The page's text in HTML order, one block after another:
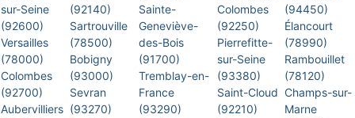
sur-Seine
(92600)
Versailles
(78000)
Colombes
(92700)
Aubervilliers
(92140)
Sartrouville
(78500)
Bobigny
(93000)
Sevran
(93270)
Sainte-
Geneviève-
des-Bois
(91700)
Tremblay-en-
France
(93290)
Colombes
(92250)
Pierrefitte-
sur-Seine
(93380)
Saint-Cloud
(92210)
(94450)
Élancourt
(78990)
Rambouillet
(78120)
Champs-sur-
Marne